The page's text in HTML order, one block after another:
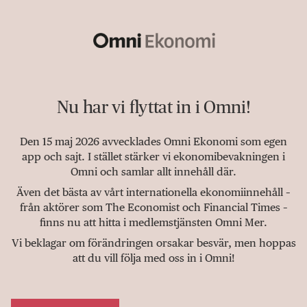
Nu har vi flyttat in i Omni!
Den 15 maj 2026 avvecklades Omni Ekonomi som egen
app och sajt. I stället stärker vi ekonomibevakningen i
Omni och samlar allt innehåll där.
Även det bästa av vårt internationella ekonomiinnehåll –
från aktörer som The Economist och Financial Times –
finns nu att hitta i medlemstjänsten Omni Mer.
Vi beklagar om förändringen orsakar besvär, men hoppas
att du vill följa med oss in i Omni!